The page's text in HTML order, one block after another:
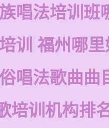
唱法培训班
训 福州哪
唱法歌曲曲
培训机构排